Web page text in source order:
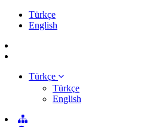
Türkçe
English
Türkçe
Türkçe
English